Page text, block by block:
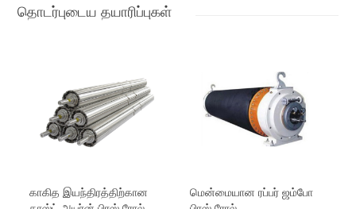
தொடர்புடைய தயாரிப்புகள்
காகித இயந்திரத்திற்கான
மென்மையான ரப்பர் ஜம்போ